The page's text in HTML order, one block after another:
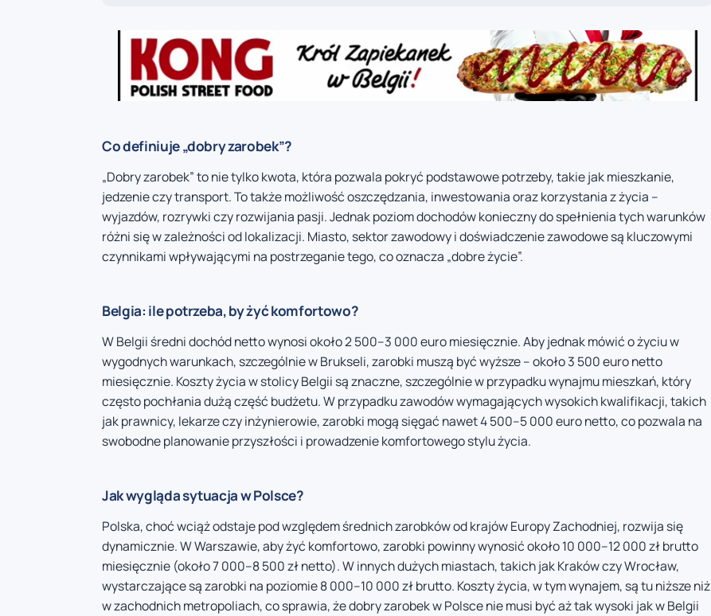
Co definiuje „dobry zarobek”?
„Dobry zarobek” to nie tylko kwota, która pozwala pokryć podstawowe potrzeby, takie jak mieszkanie,
jedzenie czy transport. To także możliwość oszczędzania, inwestowania oraz korzystania z życia –
wyjazdów, rozrywki czy rozwijania pasji. Jednak poziom dochodów konieczny do spełnienia tych warunków
różni się w zależności od lokalizacji. Miasto, sektor zawodowy i doświadczenie zawodowe są kluczowymi
czynnikami wpływającymi na postrzeganie tego, co oznacza „dobre życie”.
Belgia: ile potrzeba, by żyć komfortowo?
W Belgii średni dochód netto wynosi około 2 500–3 000 euro miesięcznie. Aby jednak mówić o życiu w
wygodnych warunkach, szczególnie w Brukseli, zarobki muszą być wyższe – około 3 500 euro netto
miesięcznie. Koszty życia w stolicy Belgii są znaczne, szczególnie w przypadku wynajmu mieszkań, który
często pochłania dużą część budżetu. W przypadku zawodów wymagających wysokich kwalifikacji, takich
jak prawnicy, lekarze czy inżynierowie, zarobki mogą sięgać nawet 4 500–5 000 euro netto, co pozwala na
swobodne planowanie przyszłości i prowadzenie komfortowego stylu życia.
Jak wygląda sytuacja w Polsce?
Polska, choć wciąż odstaje pod względem średnich zarobków od krajów Europy Zachodniej, rozwija się
dynamicznie. W Warszawie, aby żyć komfortowo, zarobki powinny wynosić około 10 000–12 000 zł brutto
miesięcznie (około 7 000–8 500 zł netto). W innych dużych miastach, takich jak Kraków czy Wrocław,
wystarczające są zarobki na poziomie 8 000–10 000 zł brutto. Koszty życia, w tym wynajem, są tu niższe niż
w zachodnich metropoliach, co sprawia, że dobry zarobek w Polsce nie musi być aż tak wysoki jak w Belgii